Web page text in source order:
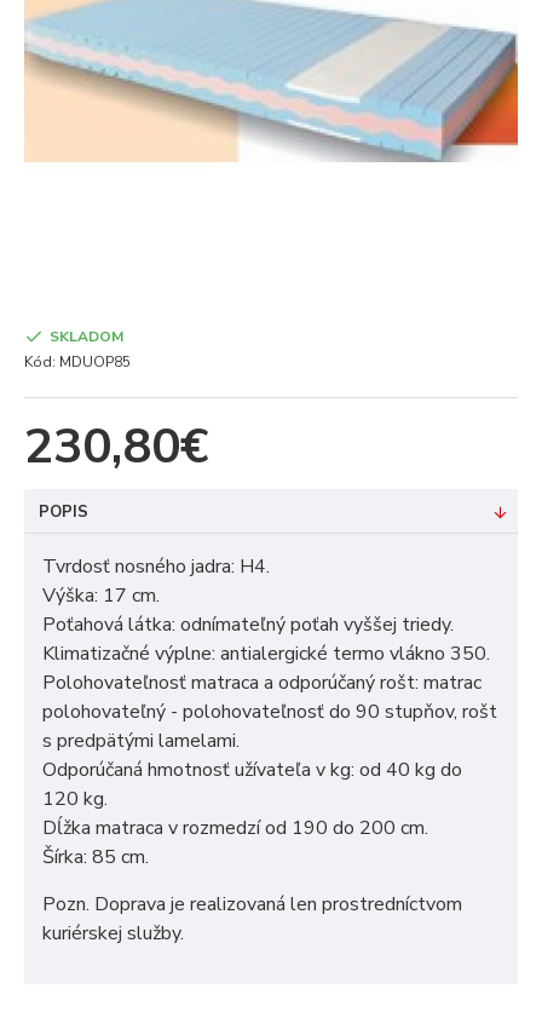
230,80€
SKLADOM
Kód: MDUOP85
POPIS
Tvrdosť nosného jadra: H4.
Výška: 17 cm.
Poťahová látka: odnímateľný poťah vyššej triedy.
Klimatizačné výplne: antialergické termo vlákno 350.
Polohovateľnosť matraca a odporúčaný rošt: matrac
polohovateľný - polohovateľnosť do 90 stupňov, rošt
s predpätými lamelami.
Odporúčaná hmotnosť užívateľa v kg: od 40 kg do
120 kg.
Dĺžka matraca v rozmedzí od 190 do 200 cm.
Šírka: 85 cm.
Pozn. Doprava je realizovaná len prostredníctvom
kuriérskej služby.